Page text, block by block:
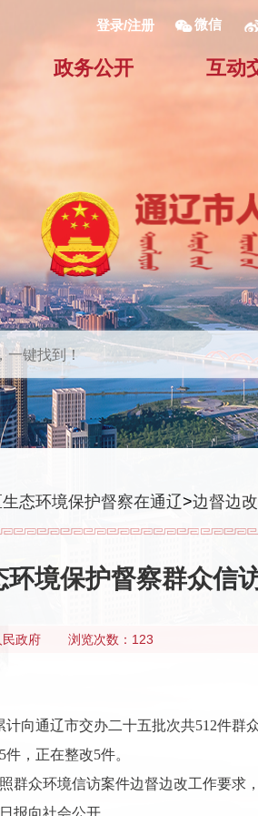
登录/注册 微信
政务公开 互动
态环境保护督察在通辽>边督边改
环境保护督察群众信
政府 浏览次数：123
向通辽市交办二十五批次共512件
，正在整改5件。
群众环境信访案件边督边改工作要
报向社会公开。